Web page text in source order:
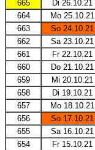
665
Di 26.10.21
664
Mo 25.10.21
663
So 24.10.21
662
Sa 23.10.21
661
Fr 22.10.21
660
Do 21.10.21
659
Mi 20.10.21
658
Di 19.10.21
657
Mo 18.10.21
656
So 17.10.21
655
Sa 16.10.21
654
Fr 15.10.21